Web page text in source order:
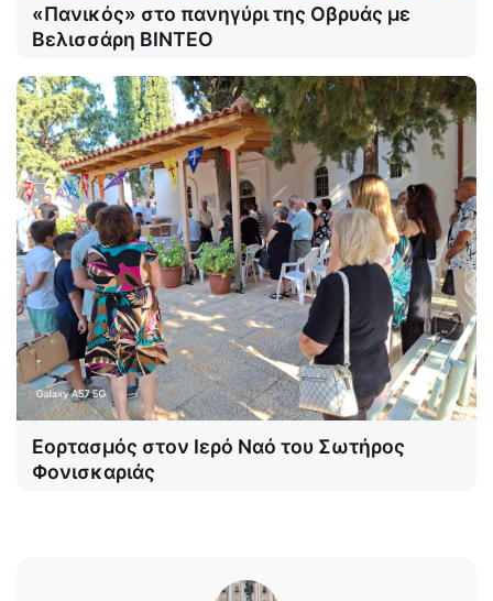
«Πανικός» στο πανηγύρι της Οβρυάς με
Βελισσάρη ΒΙΝΤΕΟ
Εορτασμός στον Ιερό Ναό του Σωτήρος
Φονισκαριάς